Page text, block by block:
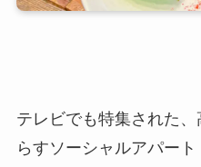
テレビでも特集された
らすソーシャルアパー